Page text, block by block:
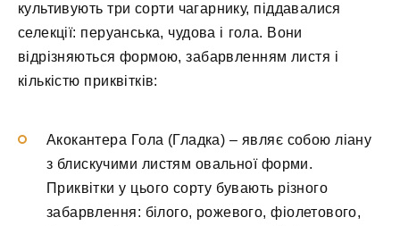
культивують три сорти чагарнику, піддавалися
селекції: перуанська, чудова і гола. Вони
відрізняються формою, забарвленням листя і
кількістю приквітків:
Акокантера Гола (Гладка) – являє собою ліану
з блискучими листям овальної форми.
Приквітки у цього сорту бувають різного
забарвлення: білого, рожевого, фіолетового,